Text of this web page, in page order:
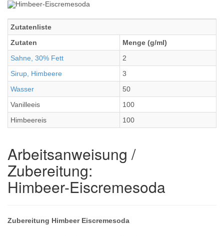
Zutatenliste
Zutaten
Menge (g/ml)
Sahne, 30% Fett
2
Sirup, Himbeere
3
Wasser
50
Vanilleeis
100
Himbeereis
100
Arbeitsanweisung /
Zubereitung:
Himbeer-Eiscremesoda
Zubereitung Himbeer Eiscremesoda